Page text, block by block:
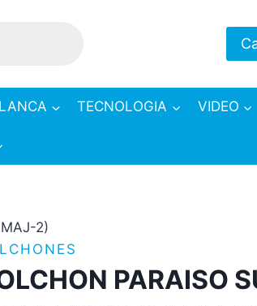
TECNOLOGIA VIDEO
2)
PARAISO